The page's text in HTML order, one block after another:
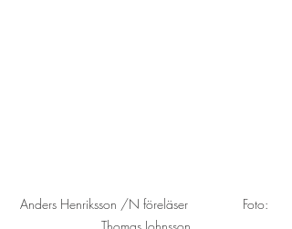
Anders Henriksson /N föreläser               Foto: